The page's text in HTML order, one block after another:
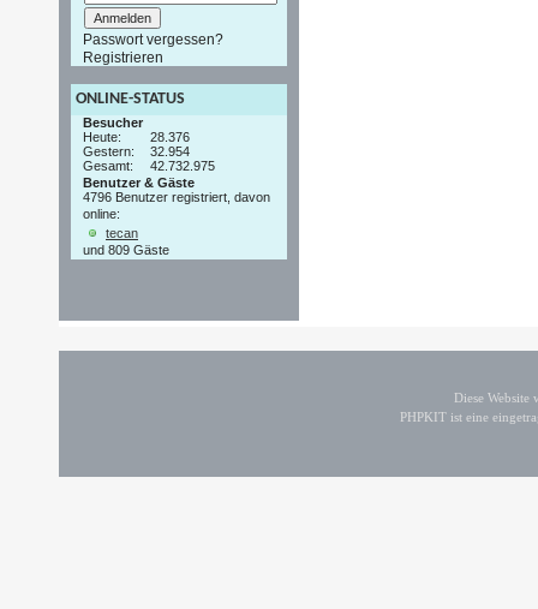
Passwort vergessen?
Registrieren
ONLINE-STATUS
Besucher
Heute:
28.376
Gestern:
32.954
Gesamt:
42.732.975
Benutzer & Gäste
4796 Benutzer registriert, davon
online:
tecan
und 809 Gäste
Diese
PHPKIT ist eine